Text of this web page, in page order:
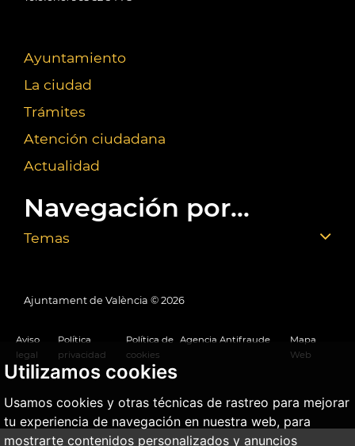
Utilizamos cookies
Usamos cookies y otras técnicas de rastreo para mejorar
tu experiencia de navegación en nuestra web, para
mostrarte contenidos personalizados y anuncios
Ayuntamiento
La ciudad
Trámites
Atención ciudadana
Actualidad
Navegación por...
Temas
Ajuntament de València © 2026
Aviso
legal
Política
privacidad
Política de
cookies
Agencia Antifraude
Mapa
Web